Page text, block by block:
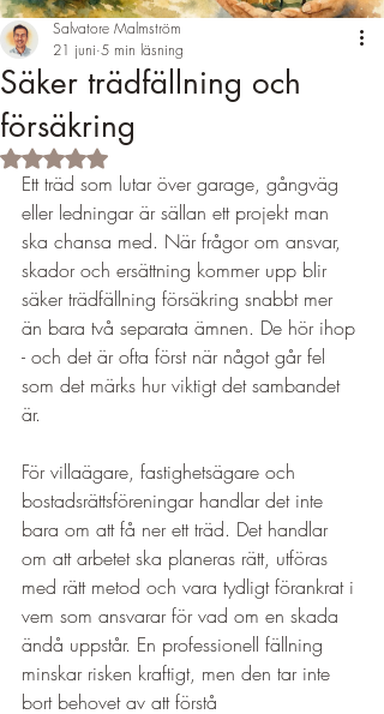
Säker trädfällning och
försäkring
Salvatore Malmström
21 juni 5 min läsning
Betygsatt till NaN av 5 stjärnor.
Ett träd som lutar över garage, gångväg
eller ledningar är sällan ett projekt man
ska chansa med. När frågor om ansvar,
skador och ersättning kommer upp blir
säker trädfällning försäkring snabbt mer
än bara två separata ämnen. De hör ihop
- och det är ofta först när något går fel
som det märks hur viktigt det sambandet
är.
För villaägare, fastighetsägare och
bostadsrättsföreningar handlar det inte
bara om att få ner ett träd. Det handlar
om att arbetet ska planeras rätt, utföras
med rätt metod och vara tydligt förankrat i
vem som ansvarar för vad om en skada
ändå uppstår. En professionell fällning
minskar risken kraftigt, men den tar inte
bort behovet av att förstå